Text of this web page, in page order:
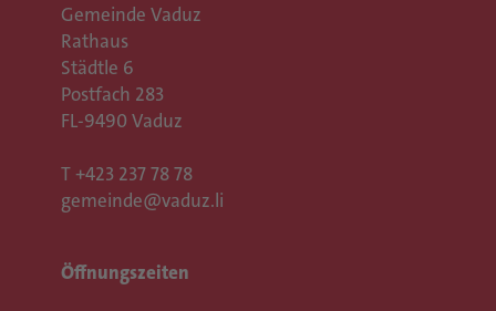
Gemeinde Vaduz
Rathaus
Städtle 6
Postfach 283
FL-9490 Vaduz
T +423 237 78 78
gemeinde@vaduz.li
Öffnungszeiten